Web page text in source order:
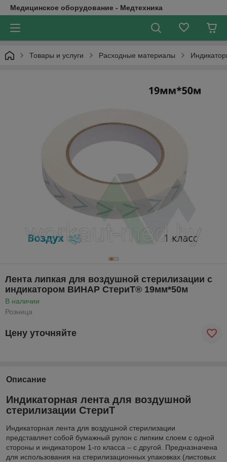
Медицинское оборудование - Медтехника
Товары и услуги Расходные материалы
Лента липкая для воздушной стерилизации с
индикатором ВИНАР СтериТ® 19мм*50м
В наличии
Розница
Цену уточняйте
Описание
Индикаторная лента для воздушной
стерилизации СтериТ
Индикаторная лента для воздушной стерилизации
представляет собой бумажный рулон с липким слоем с одной
стороны и индикатором 1-го класса – с другой. Предназначена
для использования на стерилизационных упаковках (листовых